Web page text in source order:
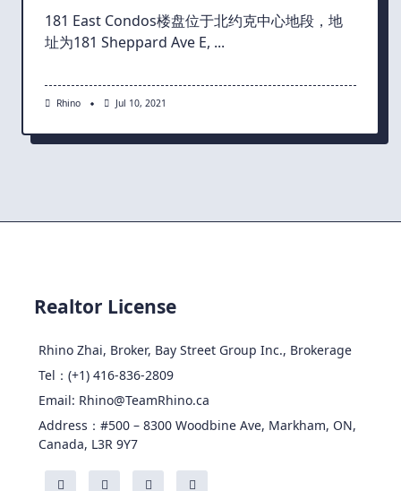
181 East Condos楼盘位于北约克中心地段，地
址为181 Sheppard Ave E, ...
Rhino Jul 10, 2021
Realtor License
Rhino Zhai, Broker, Bay Street Group Inc., Brokerage
Tel：(+1) 416-836-2809
Email: Rhino@TeamRhino.ca
Address：#500 – 8300 Woodbine Ave, Markham, ON,
Canada, L3R 9Y7